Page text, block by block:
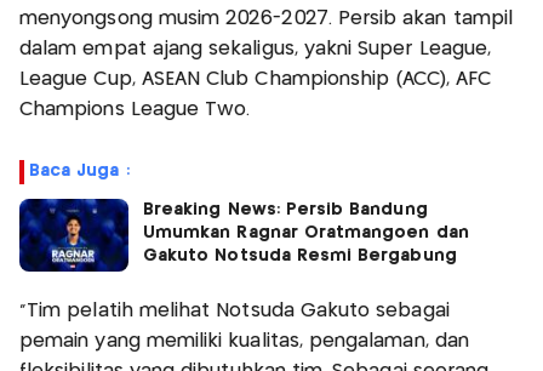
menyongsong musim 2026-2027. Persib akan tampil
dalam empat ajang sekaligus, yakni Super League,
League Cup, ASEAN Club Championship (ACC), AFC
Champions League Two.
Baca Juga :
Breaking News: Persib Bandung
Umumkan Ragnar Oratmangoen dan
Gakuto Notsuda Resmi Bergabung
"Tim pelatih melihat Notsuda Gakuto sebagai
pemain yang memiliki kualitas, pengalaman, dan